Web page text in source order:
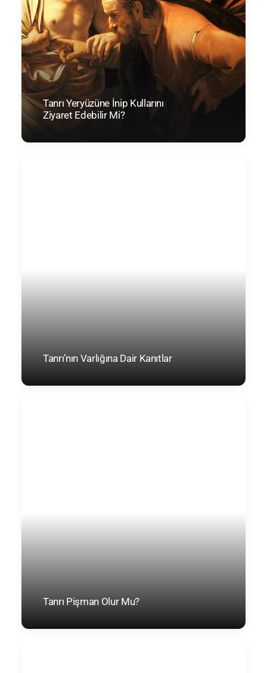
Tanrı Yeryüzüne İnip Kullarını
Ziyaret Edebilir Mi?
Tanrı’nın Varlığına Dair Kanıtlar
Tanrı Pişman Olur Mu?